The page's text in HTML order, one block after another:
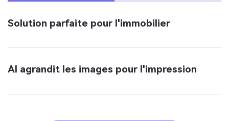
Solution parfaite pour l'immobilier
immobilier. Media.io Online Image Enhancer peut vous aider à fournir
AI agrandit les images pour l'impression